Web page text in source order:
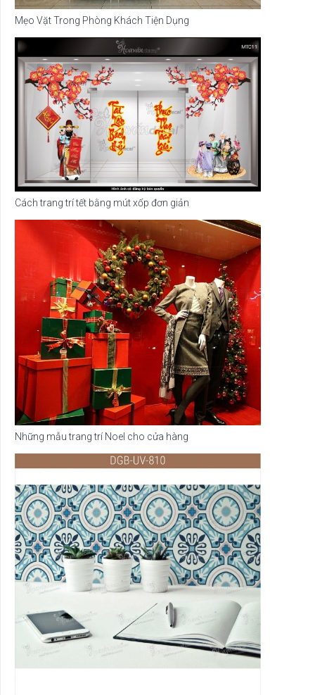
Mẹo Vặt Trong Phòng Khách Tiện Dụng
Cách trang trí tết bằng mút xốp đơn giản
Những mẫu trang trí Noel cho cửa hàng